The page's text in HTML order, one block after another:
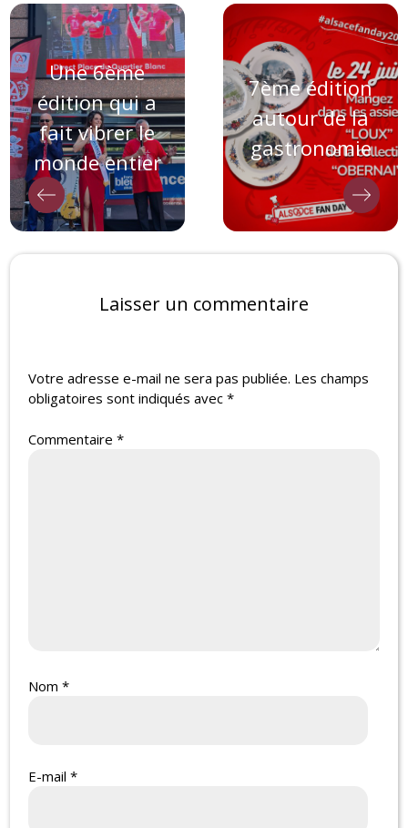
Une 6ème
édition qui a
fait vibrer le
monde entier
7ème édition
autour de la
gastronomie
Laisser un commentaire
Votre adresse e-mail ne sera pas publiée. Les champs
obligatoires sont indiqués avec*
Commentaire*
Nom*
E-mail*